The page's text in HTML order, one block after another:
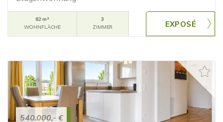
82 m²
WOHNFLÄCHE
3
ZIMMER
540.000,- €